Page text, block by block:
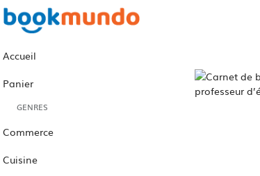
Accueil
Panier
GENRES
Commerce
Cuisine